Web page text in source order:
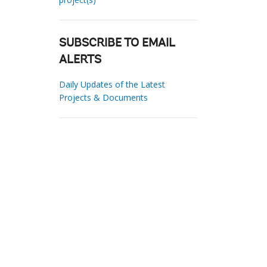
SUBSCRIBE TO EMAIL
ALERTS
Daily Updates of the Latest
Projects & Documents